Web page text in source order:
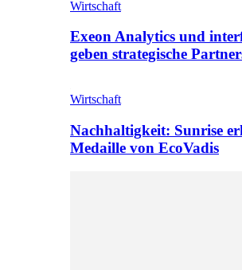
Wirtschaft
Exeon Analytics und
geben strategische
Wirtschaft
Nachhaltigkeit: Sunrise
Medaille von EcoVadis